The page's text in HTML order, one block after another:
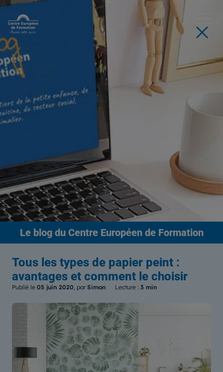
Le blogdu Centre Européen de Formation
Tous les types de papier peint :
avantages et comment le choisir
Publié le 05 juin 2020, par Simon Lecture : 3 min